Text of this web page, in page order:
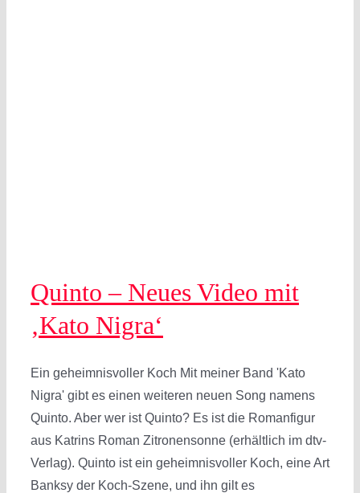
Quinto – Neues Video mit
‚Kato Nigra‘
Ein geheimnisvoller Koch Mit meiner Band 'Kato
Nigra' gibt es einen weiteren neuen Song namens
Quinto. Aber wer ist Quinto? Es ist die Romanfigur
aus Katrins Roman Zitronensonne (erhältlich im dtv-
Verlag). Quinto ist ein geheimnisvoller Koch, eine Art
Banksy der Koch-Szene, und ihn gilt es